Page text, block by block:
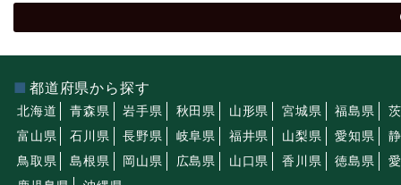
都道府県から探す
北海道 青森県 岩手県 秋田県 山形県 宮城県 福島県
富山県
石川県 長野県 岐阜県 福井県 山梨県 愛知県
鳥取県
島根県 岡山県 広島県 山口県 香川県 徳島県